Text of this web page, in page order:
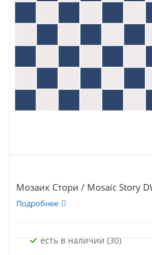
Мозаик Стори / Mosaic Story
Подробнее
Есть в наличии (30)